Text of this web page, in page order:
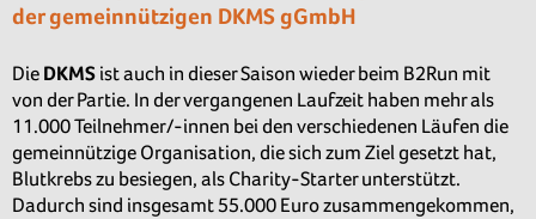
dergemeinnützigen DKMS gGmbH
Die DKMS ist auch in dieser Saison wieder beim B2Run mit
von der Partie. In der vergangenen Laufzeit haben mehr als
11.000 Teilnehmer/-innen bei den verschiedenen Läufen die
gemeinnützige Organisation, die sich zum Ziel gesetzt hat,
Blutkrebs zu besiegen, als Charity-Starter unterstützt.
Dadurch sind insgesamt 55.000 Euro zusammengekommen,